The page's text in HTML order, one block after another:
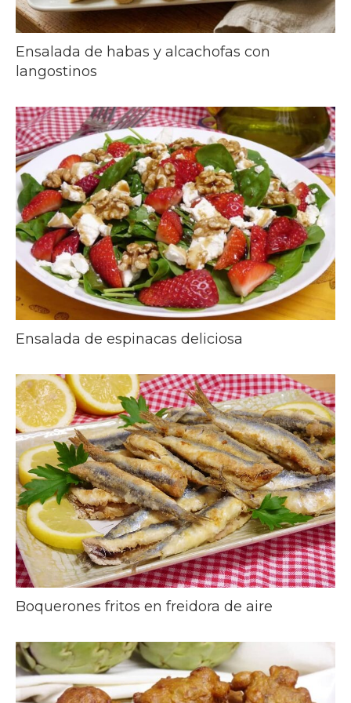
Ensalada de habas y alcachofas con
langostinos
Ensalada de espinacas deliciosa
Boquerones fritos en freidora de aire